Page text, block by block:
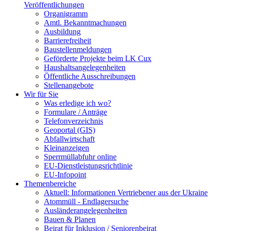
Veröffentlichungen
Organigramm
Amtl. Bekanntmachungen
Ausbildung
Barrierefreiheit
Baustellenmeldungen
Geförderte Projekte beim LK Cux
Haushaltsangelegenheiten
Öffentliche Ausschreibungen
Stellenangebote
Wir für Sie
Was erledige ich wo?
Formulare / Anträge
Telefonverzeichnis
Geoportal (GIS)
Abfallwirtschaft
Kleinanzeigen
Sperrmüllabfuhr online
EU-Dienstleistungsrichtlinie
EU-Infopoint
Themenbereiche
Aktuell: Informationen Vertriebener aus der Ukraine
Atommüll - Endlagersuche
Ausländerangelegenheiten
Bauen & Planen
Beirat für Inklusion / Seniorenbeirat